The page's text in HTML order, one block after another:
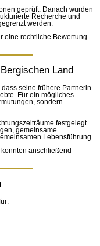
geprüft. Danach wurden
Recherche und
werden.
eine rechtliche Bewertung
Land
seine frühere Partnerin
Für ein mögliches
sondern
festgelegt.
gemeinsame
Lebensführung.
anschließend